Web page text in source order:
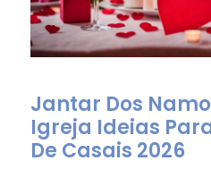
Jantar Dos
Igreja Ideias
De Casais 2026